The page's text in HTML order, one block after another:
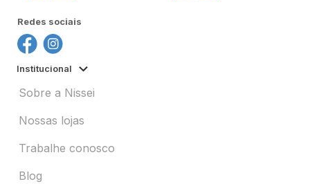
Redes sociais
Institucional
Sobre a Nissei
Nossas lojas
Trabalhe conosco
Blog